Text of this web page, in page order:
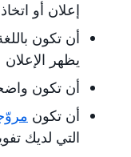
إعلان أو
يظهر الإعلان
أن تكون
أن تكون
التي لديك